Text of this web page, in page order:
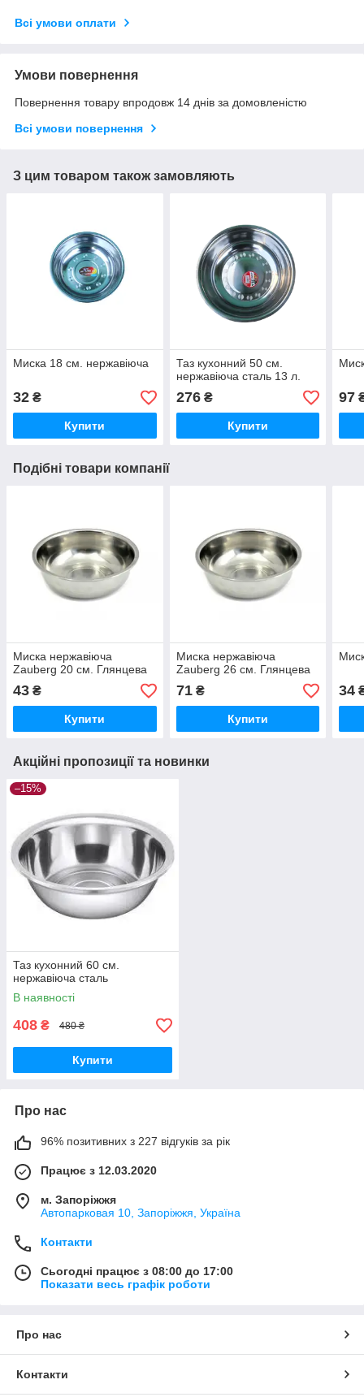
Всі умови оплати
Умови повернення
Повернення товару впродовж 14 днів за домовленістю
Всі умови повернення
З цим товаром також замовляють
Миска 18 см. нержавіюча
32 ₴
Купити
Таз кухонний 50 см.
нержавіюча сталь 13 л.
276₴
Купити
97
Подібні товари компанії
Миска нержавіюча
Zauberg 20 см. Глянцева
43 ₴
Купити
Миска нержавіюча
Zauberg 26 см. Глянцева
71₴
Купити
34
Акційні пропозиції та новинки
–15%
Таз кухонний 60 см.
нержавіюча сталь
В наявності
408 ₴ 480 ₴
Купити
Про нас
96% позитивних з 227 відгуків за рік
Працює з 12.03.2020
м. Запоріжжя
Автопарковая 10, Запоріжжя, Україна
Контакти
Сьогодні працює з 08:00 до 17:00
Показати весь графік роботи
Про нас
Контакти